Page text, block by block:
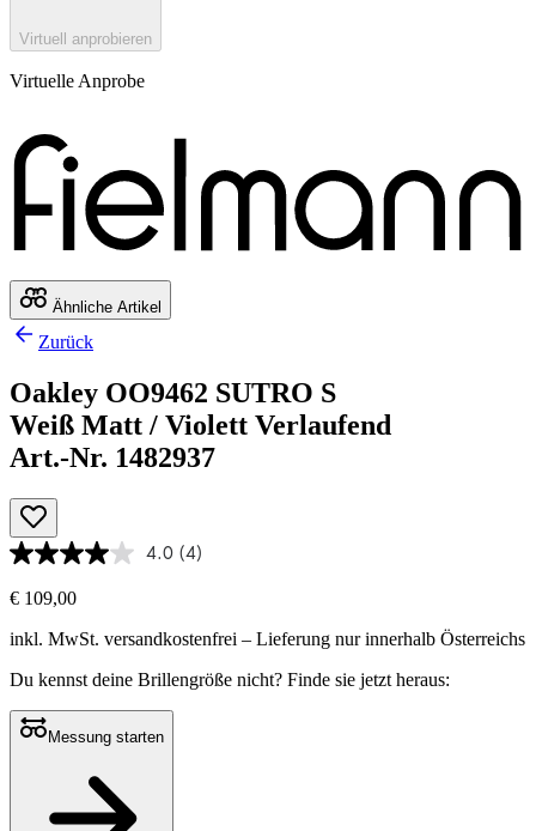
Virtuell anprobieren
Virtuelle Anprobe
Ähnliche Artikel
Zurück
Oakley OO9462 SUTRO S
Weiß Matt / Violett Verlaufend
Art.-Nr. 1482937
4.0 (4)
€ 109,00
inkl. MwSt. versandkostenfrei – Lieferung nur innerhalb Österreichs
Du kennst deine Brillengröße nicht? Finde sie jetzt heraus:
Messung starten